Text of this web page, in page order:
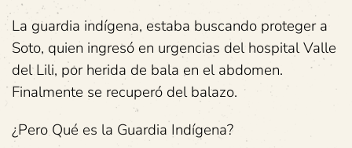
La guardia indígena, estaba buscando proteger a
Soto, quien ingresó en urgencias del hospital Valle
del Lili, por herida de bala en el abdomen.
Finalmente se recuperó del balazo.
¿Pero Qué es la Guardia Indígena?